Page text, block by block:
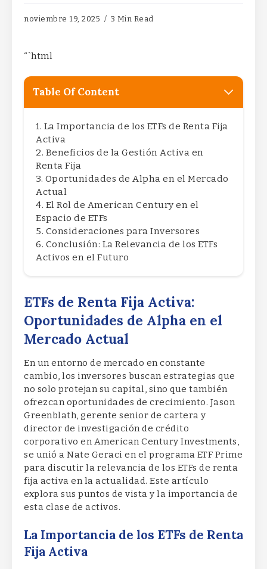
noviembre 19, 2025 3 Min Read
“`html
Table Of Content
La Importancia de los ETFs de Renta Fija
Activa
Beneficios de la Gestión Activa en
Renta Fija
Oportunidades de Alpha en el Mercado
Actual
El Rol de American Century en el
Espacio de ETFs
Consideraciones para Inversores
Conclusión: La Relevancia de los ETFs
Activos en el Futuro
ETFs de Renta Fija Activa:
Oportunidades de Alpha en el
Mercado Actual
En un entorno de mercado en constante
cambio, los inversores buscan estrategias que
no solo protejan su capital, sino que también
ofrezcan oportunidades de crecimiento. Jason
Greenblath, gerente senior de cartera y
director de investigación de crédito
corporativo en American Century Investments,
se unió a Nate Geraci en el programa ETF Prime
para discutir la relevancia de los ETFs de renta
fija activa en la actualidad. Este artículo
explora sus puntos de vista y la importancia de
esta clase de activos.
La Importancia de los ETFs de Renta
Fija Activa